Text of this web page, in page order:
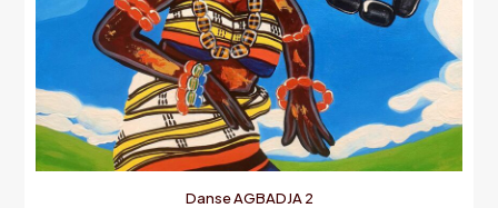
Danse AGBADJA 2